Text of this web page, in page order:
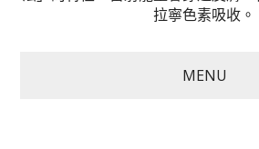
拉寧色素吸收。
MENU